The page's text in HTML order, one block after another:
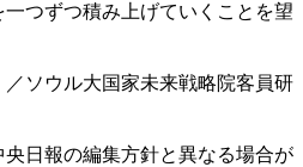
つずつ積み上げていくことを望
ソウル大国家未来戦略院客員研
日報の編集方針と異なる場合が